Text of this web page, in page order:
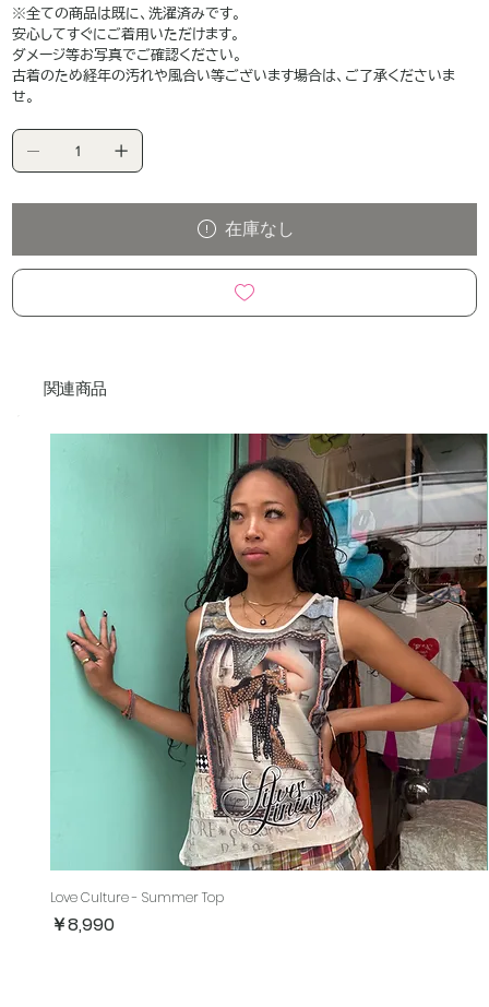
※全ての商品は既に、洗濯済みです。
安心してすぐにご着用いただけます。
ダメージ等お写真でご確認ください。
古着のため経年の汚れや風合い等ございます場合は、ご了承くださいま
せ。
在庫なし
関連商品
Love Culture - Summer Top
価格
￥8,990